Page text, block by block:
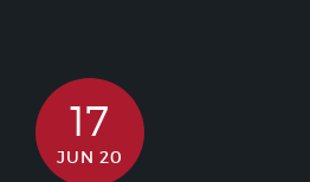
17
JUN 20